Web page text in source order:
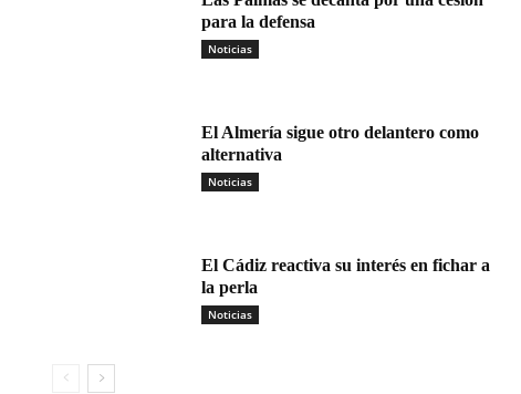
para la defensa
Noticias
El Almería sigue otro delantero como
alternativa
Noticias
El Cádiz reactiva su interés en fichar a
la perla
Noticias